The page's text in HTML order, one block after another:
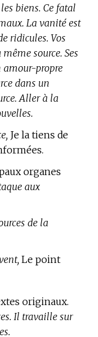
biens. Ce fatal
La vanité est
ridicules. Vos
source. Ses
amour-propre
dans un
Aller à la
Je la tiens de
organes
aux
de la
Le point
originaux.
Il travaille sur